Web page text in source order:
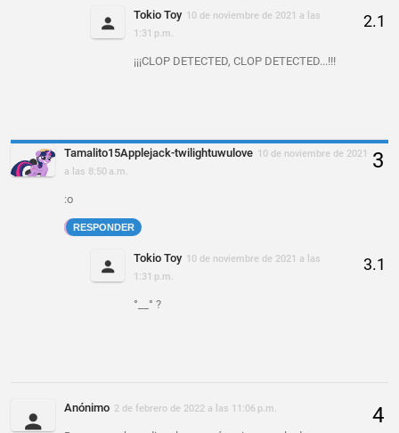
Tokio Toy 10 de noviembre de 2021 a las
1:31 p.m.
¡¡¡CLOP DETECTED, CLOP DETECTED...!!!
Tamalito15Applejack-twilightuwulove 10 de noviembre de 2021
a las 8:50 a.m.
:o
RESPONDER
Tokio Toy 10 de noviembre de 2021 a las
1:31 p.m.
°__° ?
Anónimo 2 de febrero de 2022 a las 11:06 p.m.